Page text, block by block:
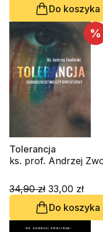
Do koszyka
%
Tolerancja
ks. prof. Andrzej
34,90 zł 33,00 zł
Do koszyka